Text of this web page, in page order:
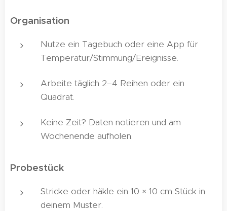
Organisation 🗂️
Nutze ein Tagebuch oder eine App für
Temperatur/Stimmung/Ereignisse.
Arbeite täglich 2–4 Reihen oder ein
Quadrat.
Keine Zeit? Daten notieren und am
Wochenende aufholen.
Probestück
Stricke oder häkle ein 10 × 10 cm Stück in
deinem Muster.